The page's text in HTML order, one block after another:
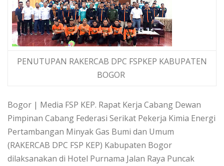
PENUTUPAN RAKERCAB DPC FSPKEP KABUPATEN
BOGOR
Bogor | Media FSP KEP. Rapat Kerja Cabang Dewan
Pimpinan Cabang Federasi Serikat Pekerja Kimia Energi
Pertambangan Minyak Gas Bumi dan Umum
(RAKERCAB DPC FSP KEP) Kabupaten Bogor
dilaksanakan di Hotel Purnama Jalan Raya Puncak